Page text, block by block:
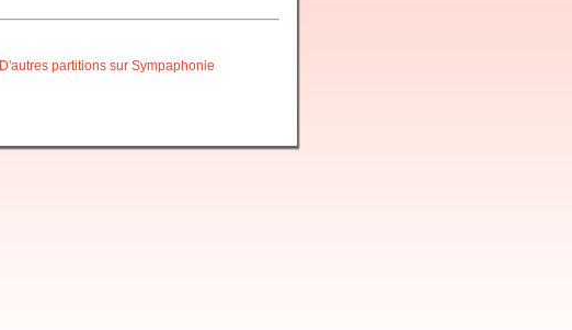
D'autres partitions sur Sympaphonie